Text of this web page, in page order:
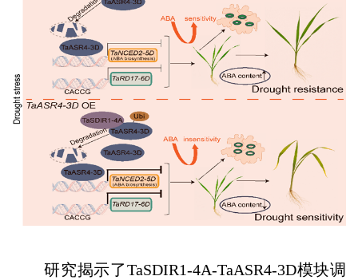
研究揭示了TaSDIR1-4A-TaASR4-3D模块调